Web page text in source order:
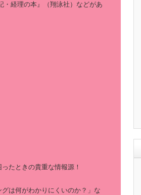
・経理の本』（翔泳社）などがあ
たときの貴重な情報源！
は何がわかりにくいのか？」な